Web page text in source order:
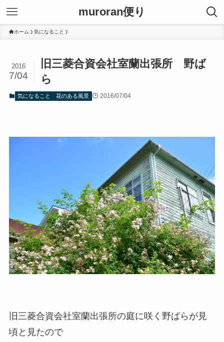
muroran便り
ホーム 気になること
旧三菱合資会社室蘭出張所 野ば
ら
2016
7/04
気になること 花のある風景 2016/07/04
旧三菱合資会社室蘭出張所の庭に咲く野ばらが見
頃と見たので